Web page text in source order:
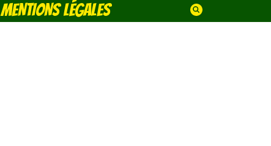
MENTIONS LÉGALES